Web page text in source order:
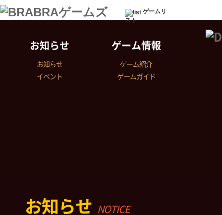
ゲームリ
スト
お知らせ
お知らせ
イベント
ゲーム情報
ゲーム紹介
ゲームガイド
お知らせ NOTICE